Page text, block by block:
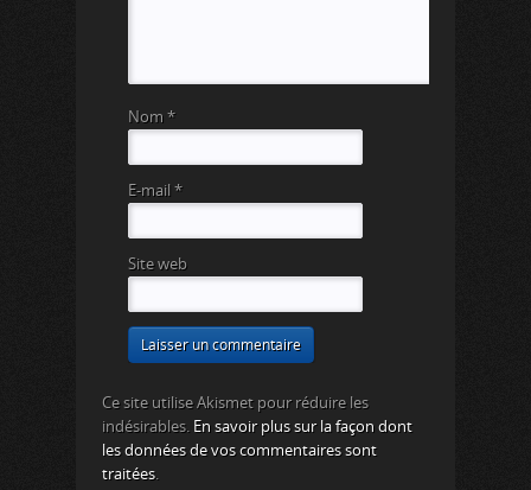
Nom *
E-mail *
Site web
Ce site utilise Akismet pour réduire les
indésirables. En savoir plus sur la façon dont
les données de vos commentaires sont
traitées.